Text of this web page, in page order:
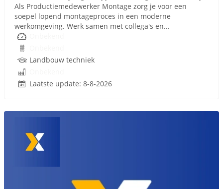
Als Productiemedewerker Montage zorg je voor een
soepel lopend montageproces in een moderne
werkomgeving. Werk samen met collega's en...
Landbouw techniek
Laatste update: 8-8-2026